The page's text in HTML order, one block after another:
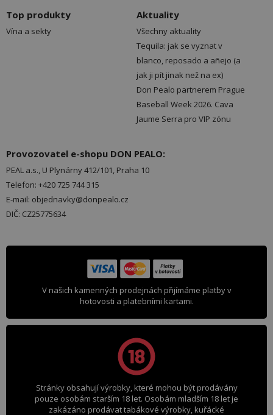
Top produkty
Vína a sekty
Aktuality
Všechny aktuality
Tequila: jak se vyznat v
blanco, reposado a añejo (a
jak ji pít jinak než na ex)
Don Pealo partnerem Prague
Baseball Week 2026. Cava
Jaume Serra pro VIP zónu
Provozovatel e-shopu DON PEALO:
PEAL a.s., U Plynárny 412/101, Praha 10
Telefon: +420 725 744 315
E-mail: objednavky@donpealo.cz
DIČ: CZ25775634
V našich kamenných prodejnách přijímáme platby v
hotovosti a platebními kartami.
Stránky obsahují výrobky, které mohou být prodávány
pouze osobám starším 18 let. Osobám mladším 18 let je
zakázáno prodávat tabákové výrobky, kuřácké